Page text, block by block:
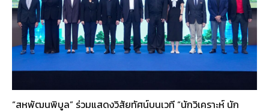
“สหพัฒนพิบูล” ร่วมแสดงวิสัยทัศน์บนเวที “นักวิเคราะห์ นัก